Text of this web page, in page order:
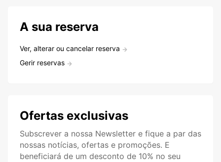
A sua reserva
Ver, alterar ou cancelar reserva
Gerir reservas
Ofertas exclusivas
Subscrever a nossa Newsletter e fique a par das
nossas notícias, ofertas e promoções. E
beneficiará de um desconto de 10% no seu